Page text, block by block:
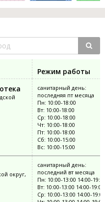
Режим работы
санитарный день:
последняя пт месяца
Пн: 10:00-18:00
Вт: 10:00-18:00
Ср: 10:00-18:00
Чт: 10:00-18:00
Пт: 10:00-18:00
Сб: 10:00-15:00
Вс: 10:00-15:00
округ,
санитарный день:
последний вт месяца
Пн: 10:00-13:00 14:00-
Вт: 10:00-13:00 14:00-19:00
Ср: 10:00-13:00 14:00-19:00